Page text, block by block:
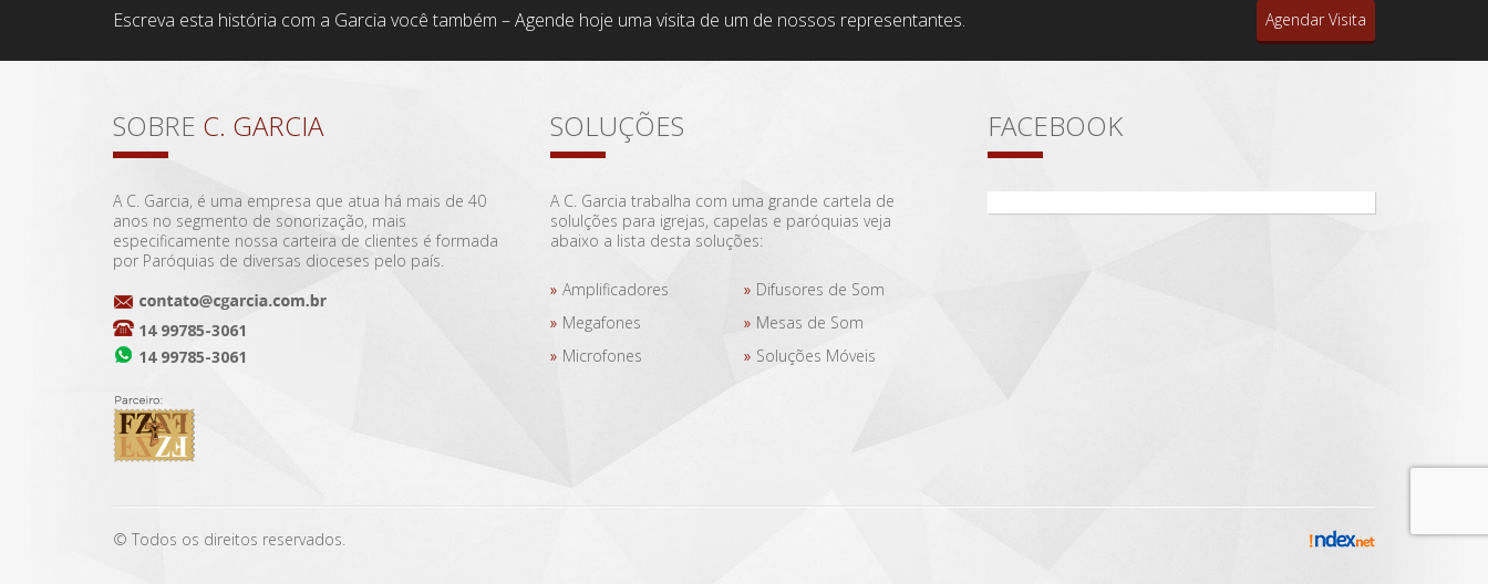
Escreva esta história com a Garcia você também – Agende hoje uma visita de um de nossos representantes. Agendar Visita
SOBRE C. GARCIA
A C. Garcia, é uma empresa que atua há mais de 40
anos no segmento de sonorização, mais
especificamente nossa carteira de clientes é formada
por Paróquias de diversas dioceses pelo país.
14 99785-3061
14 99785-3061
SOLUÇÕES
A C. Garcia trabalha com uma grande cartela de
solulções para igrejas, capelas e paróquias veja
abaixo a lista desta soluções:
Amplificadores
Difusores de Som
Megafones
Mesas de Som
Microfones
Soluções Móveis
FACEBOOK
© Todos os direitos reservados.